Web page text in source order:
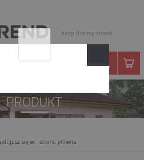
PRODUKT
się w: strona główna